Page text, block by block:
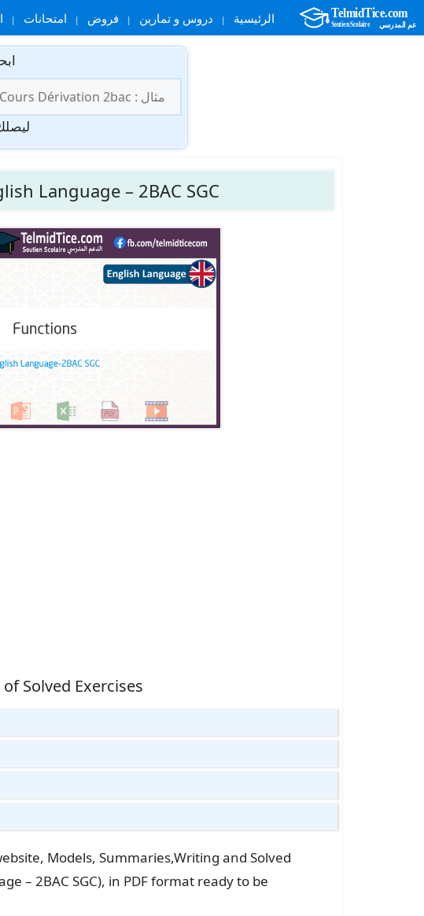
الرئيسية دروس و تمارين فروض امتحانات
عن:
Language – 2BAC SGC.
Solved Exercises
Models, Summaries,Writing and Solved
– 2BAC SGC), in PDF format ready to be